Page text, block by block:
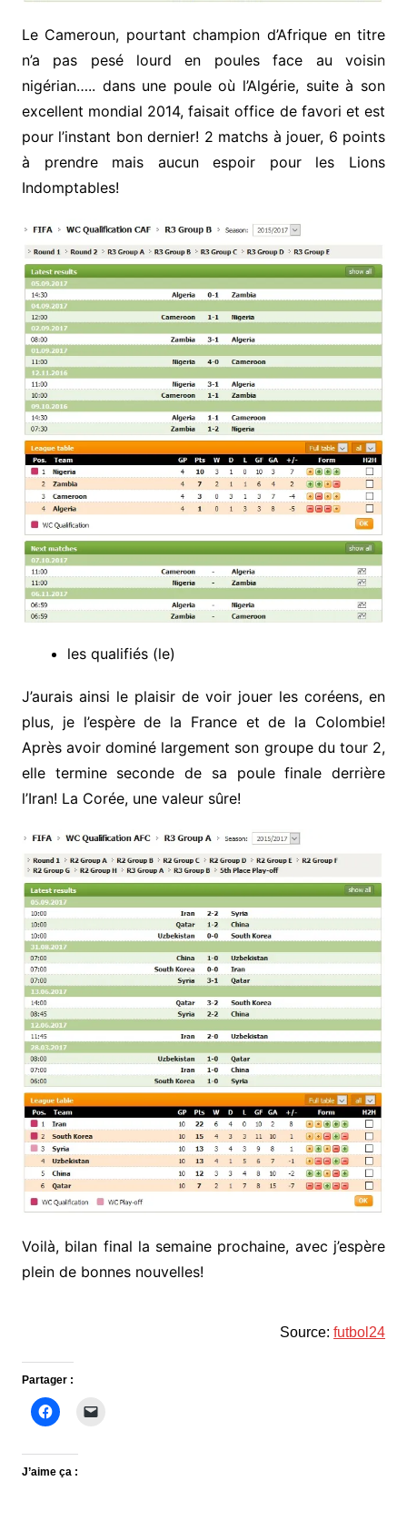
Le Cameroun, pourtant champion d’Afrique en titre
n’a pas pesé lourd en poules face au voisin
nigérian….. dans une poule où l’Algérie, suite à son
excellent mondial 2014, faisait office de favori et est
pour l’instant bon dernier! 2 matchs à jouer, 6 points
à prendre mais aucun espoir pour les Lions
Indomptables!
les qualifiés (le)
J’aurais ainsi le plaisir de voir jouer les coréens, en
plus, je l’espère de la France et de la Colombie!
Après avoir dominé largement son groupe du tour 2,
elle termine seconde de sa poule finale derrière
l’Iran! La Corée, une valeur sûre!
Voilà, bilan final la semaine prochaine, avec j’espère
plein de bonnes nouvelles!
Source:futbol24
Partager :
J’aime ça :